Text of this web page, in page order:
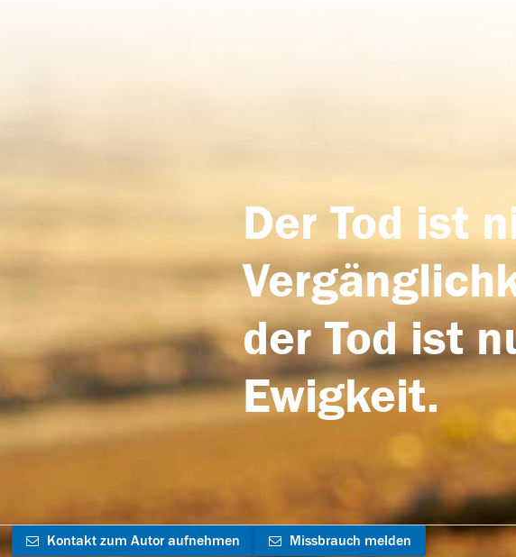
Der Tod ist
der Tod ist
Ewigkeit.
Kontakt zum Autor aufnehmen Missbrauch melden